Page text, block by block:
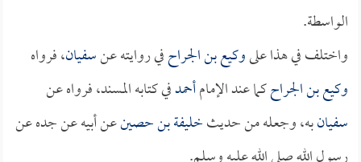
الواسطة.
واختلف في هذا علىوكيع بن الجراحفي روايته عنسفيان، فرواه
وكيع بن الجراحكما عند الإمامأحمدفي كتابه المسند، فرواه عن
سفيانبه، وجعله من حديثخليفة بن حصينعن أبيه عن جده عن